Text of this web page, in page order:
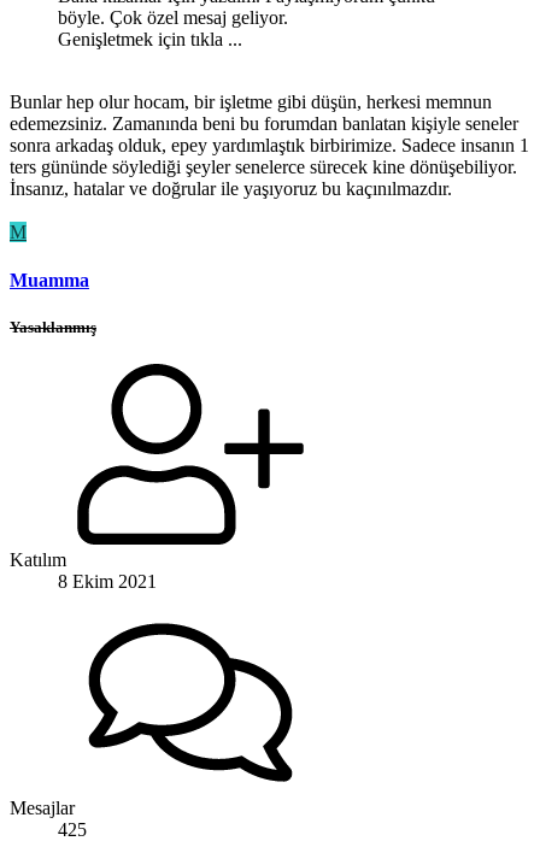
böyle. Çok özel mesaj geliyor.
Genişletmek için tıkla ...
Bunlar hep olur hocam, bir işletme gibi düşün, herkesi memnun
edemezsiniz. Zamanında beni bu forumdan banlatan kişiyle seneler
sonra arkadaş olduk, epey yardımlaştık birbirimize. Sadece insanın 1
ters gününde söylediği şeyler senelerce sürecek kine dönüşebiliyor.
İnsanız, hatalar ve doğrular ile yaşıyoruz bu kaçınılmazdır.
M
Muamma
Yasaklanmış
Katılım
8 Ekim 2021
Mesajlar
425